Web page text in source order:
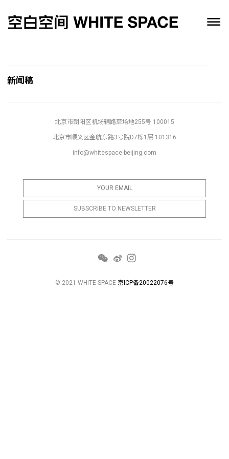
新闻稿
北京市朝阳区机场辅路草场地255号 100015
北京市顺义区金航东路3号院D7栋1层 101316
info@whitespace-beijing.com
© 2021 WHITE SPACE 京ICP备20022076号